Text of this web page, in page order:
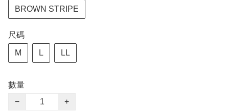
BROWN STRIPE
尺碼
M L LL
數量
−
+